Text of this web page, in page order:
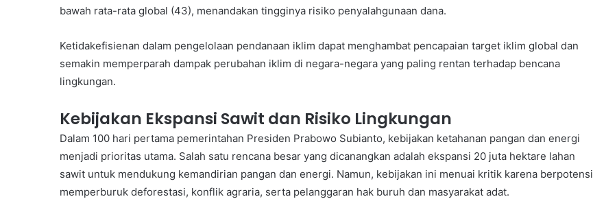
bawah rata-rata global (43), menandakan tingginya risiko penyalahgunaan dana.
Ketidakefisienan dalam pengelolaan pendanaan iklim dapat menghambat pencapaian target iklim global dan
semakin memperparah dampak perubahan iklim di negara-negara yang paling rentan terhadap bencana
lingkungan.
Kebijakan Ekspansi Sawit dan Risiko Lingkungan
Dalam 100 hari pertama pemerintahan Presiden Prabowo Subianto, kebijakan ketahanan pangan dan energi
menjadi prioritas utama. Salah satu rencana besar yang dicanangkan adalah ekspansi 20 juta hektare lahan
sawit untuk mendukung kemandirian pangan dan energi. Namun, kebijakan ini menuai kritik karena berpotensi
memperburuk deforestasi, konflik agraria, serta pelanggaran hak buruh dan masyarakat adat.